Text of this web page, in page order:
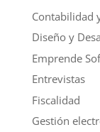
Contabilidad
Diseño y
Emprende
Entrevistas
Fiscalidad
Gestión